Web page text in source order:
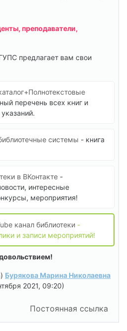
преподаватели,
предлагает вам свои
перечень всех книг и
системы - книга
в ВКонтакте -
интересные
мероприятия!
канал библиотеки -
и записи мероприятий!
Бурякова Марина Николаевна
2021, 09:20)
Постоянная ссылка